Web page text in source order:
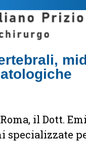
il Dott.
specializzate